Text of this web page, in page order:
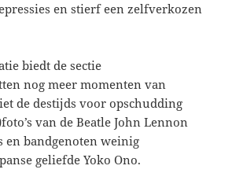
en stierf een zelfverkozen
biedt de sectie
nog meer momenten van
de destijds voor opschudding
van de Beatle John Lennon
en bandgenoten weinig
geliefde Yoko Ono.